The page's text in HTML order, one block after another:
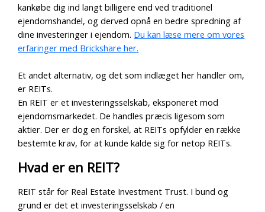
kankøbe dig ind langt billigere end ved traditionel
ejendomshandel, og derved opnå en bedre spredning af
dine investeringer i ejendom. Du kan læse mere om vores
erfaringer med Brickshare her.
Et andet alternativ, og det som indlæget her handler om,
er REITs.
En REIT er et investeringsselskab, eksponeret mod
ejendomsmarkedet. De handles præcis ligesom som
aktier. Der er dog en forskel, at REITs opfylder en række
bestemte krav, for at kunde kalde sig for netop REITs.
Hvad er en REIT?
REIT står for Real Estate Investment Trust. I bund og
grund er det et investeringsselskab / en